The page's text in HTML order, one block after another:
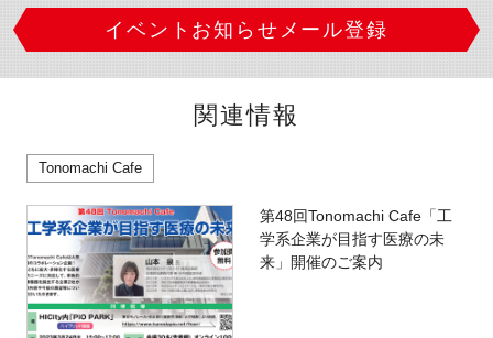
イベントお知らせメール登録
関連情報
Tonomachi Cafe
第48回Tonomachi Cafe「工
学系企業が目指す医療の未
来」開催のご案内